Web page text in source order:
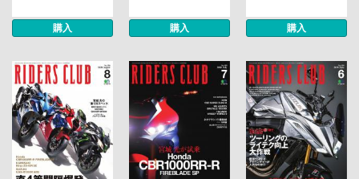
購入 購入 購入